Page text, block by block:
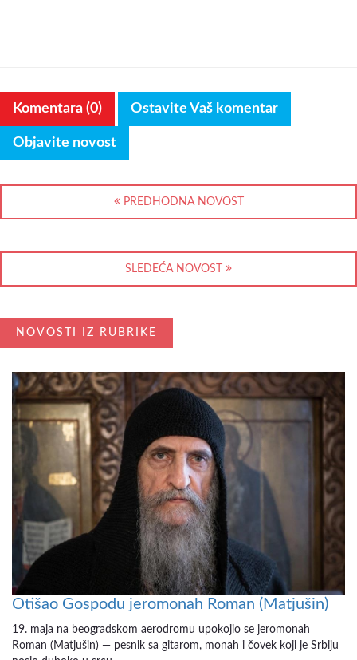
Komentara (0) Ostavite Vaš komentar
Objavite novost
PREDHODNA NOVOST
SLEDEĆA NOVOST
NOVOSTI IZ RUBRIKE
Otišao Gospodu jeromonah Roman (Matjušin)
19. maja na beogradskom aerodromu upokojio se jeromonah
Roman (Matjušin) — pesnik sa gitarom, monah i čovek koji je Srbiju